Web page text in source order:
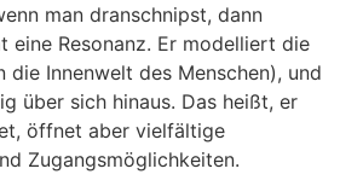
man dranschnipst, dann
eine Resonanz. Er modelliert die
die Innenwelt des Menschen), und
über sich hinaus. Das heißt, er
öffnet aber vielfältige
Zugangsmöglichkeiten.